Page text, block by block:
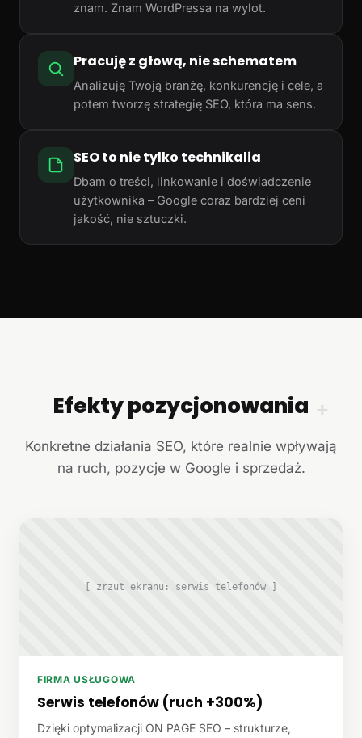
znam. Znam WordPressa na wylot.
Pracuję z głową, nie schematem
Analizuję Twoją branżę, konkurencję i cele, a
potem tworzę strategię SEO, która ma sens.
SEO to nie tylko technikalia
Dbam o treści, linkowanie i doświadczenie
użytkownika – Google coraz bardziej ceni
jakość, nie sztuczki.
+
Efekty pozycjonowania
Konkretne działania SEO, które realnie wpływają
na ruch, pozycje w Google i sprzedaż.
[ zrzut ekranu: serwis telefonów ]
FIRMA USŁUGOWA
Serwis telefonów (ruch +300%)
Dzięki optymalizacji ON PAGE SEO – strukturze,